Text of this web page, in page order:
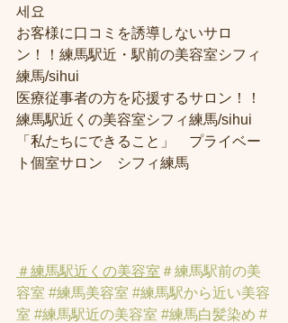
세요
お客様に口コミを誘導しないサロ
ン！！練馬駅近・駅前の美容室シフィ
練馬/sihui
医療従事者の方を応援するサロン！！
練馬駅近くの美容室シフィ練馬/sihui
「私たちにできること」　プライベー
ト個室サロン　シフィ練馬
＃練馬駅近くの美容室 ＃練馬駅前の美
容室 #練馬美容室 #練馬駅から近い美容
室 #練馬駅近の美容室 #練馬白髪染め #